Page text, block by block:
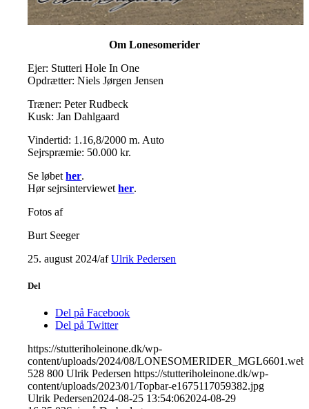
Om Lonesomerider
Ejer: Stutteri Hole In One
Opdrætter: Niels Jørgen Jensen
Træner: Peter Rudbeck
Kusk: Jan Dahlgaard
Vindertid: 1.16,8/2000 m. Auto
Sejrspræmie: 50.000 kr.
Se løbether.
Hør sejrsinterviewether.
Fotos af
Burt Seeger
25. august 2024/afUlrik Pedersen
Del
Del på Facebook
Del på Twitter
https://stutteriholeinone.dk/wp-
content/uploads/2024/08/
528 800 Ulrik Pedersen https://stutteriholeinone.dk/wp-
content/uploads/2023/01/Topbar-e1675117059382.jpg
Ulrik Pedersen2024-08-25 13:54:062024-08-29